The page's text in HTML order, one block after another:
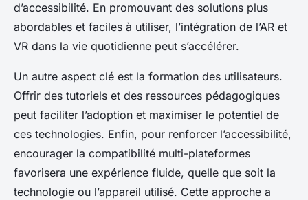
d’accessibilité. En promouvant des solutions plus
abordables et faciles à utiliser, l’intégration de l’AR et
VR dans la vie quotidienne peut s’accélérer.
Un autre aspect clé est la formation des utilisateurs.
Offrir des tutoriels et des ressources pédagogiques
peut faciliter l’adoption et maximiser le potentiel de
ces technologies. Enfin, pour renforcer l’accessibilité,
encourager la compatibilité multi-plateformes
favorisera une expérience fluide, quelle que soit la
technologie ou l’appareil utilisé. Cette approche a